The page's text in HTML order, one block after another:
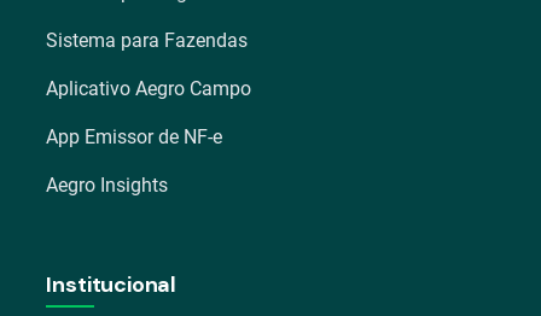
Sistema para Fazendas
Aplicativo Aegro Campo
App Emissor de NF-e
Aegro Insights
Institucional